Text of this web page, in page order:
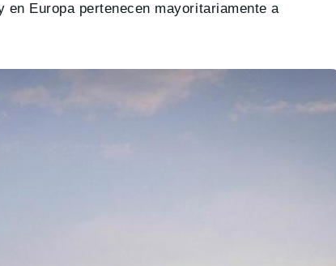
Europa pertenecen mayoritariamente a